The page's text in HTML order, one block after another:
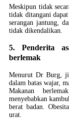
Meskipun tidak
tidak ditangani
serangan jantung,
tidak dikendalikan.
5. Penderita
berlemak
Menurut Dr Burg,
dalam batas wajar,
Makanan
menyebabkan
berat badan.
urat.